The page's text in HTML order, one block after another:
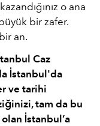
o ana
bir zafer.
an.
Caz
İstanbul'da
ve tarihi
tam da bu
İstanbul’a